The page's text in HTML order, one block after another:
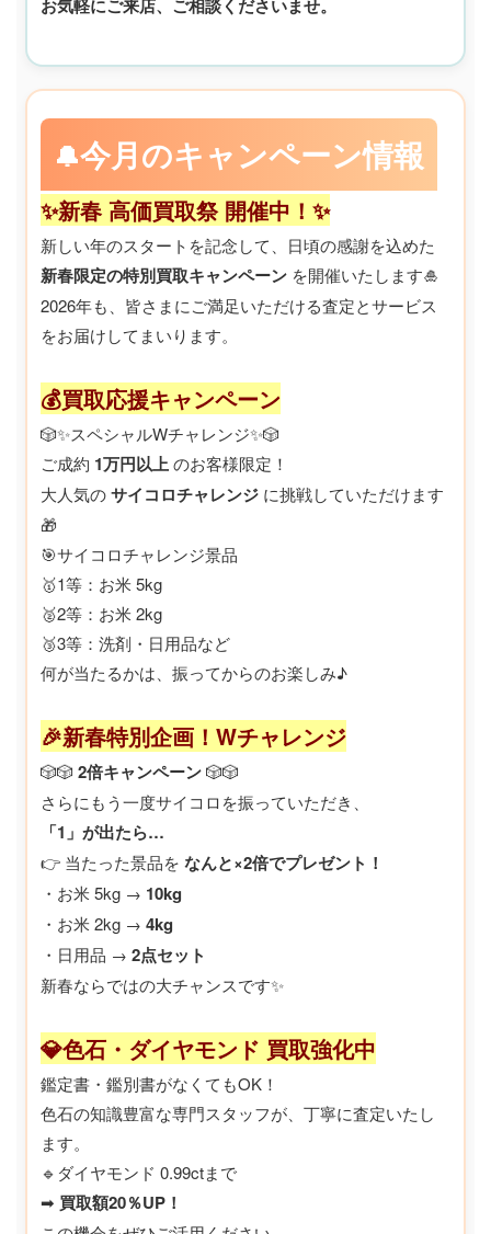
お気軽にご来店、ご相談くださいませ。
🔔今月のキャンペーン情報
✨新春 高価買取祭 開催中！✨
新しい年のスタートを記念して、日頃の感謝を込めた
新春限定の特別買取キャンペーン を開催いたします🎍
2026年も、皆さまにご満足いただける査定とサービス
をお届けしてまいります。
💰買取応援キャンペーン
🎲✨スペシャルWチャレンジ✨🎲
ご成約 1万円以上のお客様限定！
大人気のサイコロチャレンジ に挑戦していただけます
🎁
🎯サイコロチャレンジ景品
🥇1等：お米 5kg
🥈2等：お米 2kg
🥉3等：洗剤・日用品など
何が当たるかは、振ってからのお楽しみ♪
🎉新春特別企画！Wチャレンジ
🎲🎲 2倍キャンペーン🎲🎲
さらにもう一度サイコロを振っていただき、
「1」が出たら…
👉 当たった景品を なんと×2倍でプレゼント！
・お米 5kg → 10kg
・お米 2kg → 4kg
・日用品 → 2点セット
新春ならではの大チャンスです✨
💎色石・ダイヤモンド 買取強化中
鑑定書・鑑別書がなくてもOK！
色石の知識豊富な専門スタッフが、丁寧に査定いたし
ます。
🔹ダイヤモンド 0.99ctまで
➡ 買取額20％UP！